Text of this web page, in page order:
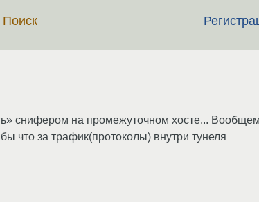
Поиск
снифером на промежуточном хосте... Вообщем
что за трафик(протоколы) внутри тунеля